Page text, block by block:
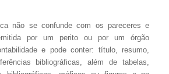
não se confunde com os pareceres e
por um perito ou por um órgão
e pode conter: título, resumo,
bibliográficas, além de tabelas,